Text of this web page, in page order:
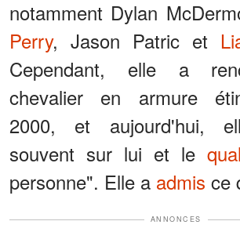
notamment Dylan
Perry, Jason Patric et
Cependant, elle a
chevalier en armure
2000, et aujourd'hui,
souvent sur lui et le
personne". Elle a admis ce
ANNONCES